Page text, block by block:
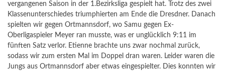
vergangenen Saison in der 1.Bezirksliga gespielt hat. Trotz des zwei
Klassenunterschiedes triumphierten am Ende die Dresdner. Danach
spielten wir gegen Ortmannsdorf, wo Samu gegen Ex-
Oberligaspieler Meyer ran musste, was er unglücklich 9:11 im
fünften Satz verlor. Etienne brachte uns zwar nochmal zurück,
sodass wir zum ersten Mal im Doppel dran waren. Leider waren die
Jungs aus Ortmannsdorf aber etwas eingespielter. Dies konnten wir